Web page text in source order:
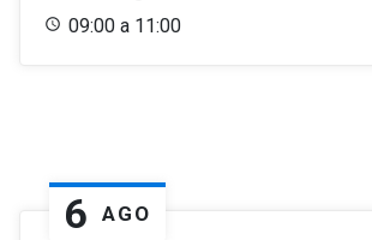
09:00 a 11:00
6 AGO